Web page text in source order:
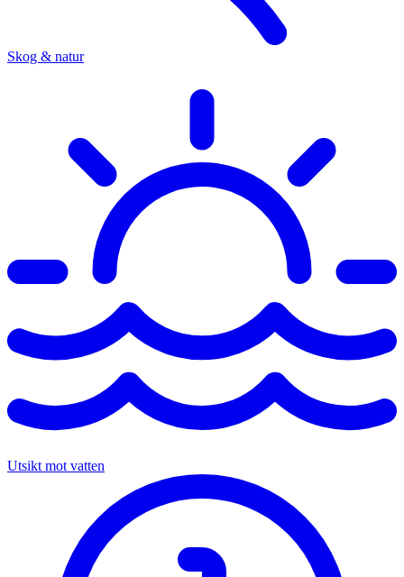
Skog & natur
Utsikt mot vatten